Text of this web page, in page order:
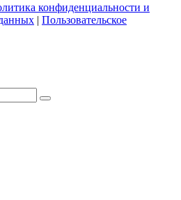
конфиденциальности и
| Пользовательское